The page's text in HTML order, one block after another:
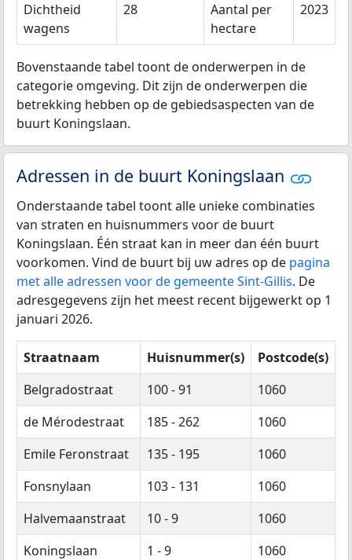
Dichtheid
wagens
28
Aantal per
hectare
2023
Bovenstaande tabel toont de onderwerpen in de
categorie omgeving. Dit zijn de onderwerpen die
betrekking hebben op de gebiedsaspecten van de
buurt Koningslaan.
Adressen in de buurt Koningslaan
Onderstaande tabel toont alle unieke combinaties
van straten en huisnummers voor de buurt
Koningslaan. Één straat kan in meer dan één buurt
voorkomen. Vind de buurt bij uw adres op de pagina
met alle adressen voor de gemeente Sint-Gillis. De
adresgegevens zijn het meest recent bijgewerkt op 1
januari 2026.
Straatnaam Huisnummer(s)
Postcode(s)
Belgradostraat
100 - 91
1060
de Mérodestraat
185 - 262
1060
Emile Feronstraat
135 - 195
1060
Fonsnylaan
103 - 131
1060
Halvemaanstraat
10 - 9
1060
Koningslaan
1 - 9
1060